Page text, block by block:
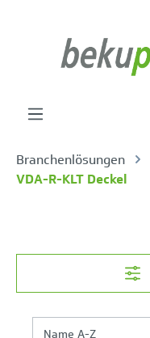
Branchenlösungen
VDA-R-KLT Deckel